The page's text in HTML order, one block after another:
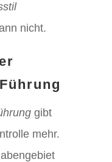
nicht.
gibt
mehr.